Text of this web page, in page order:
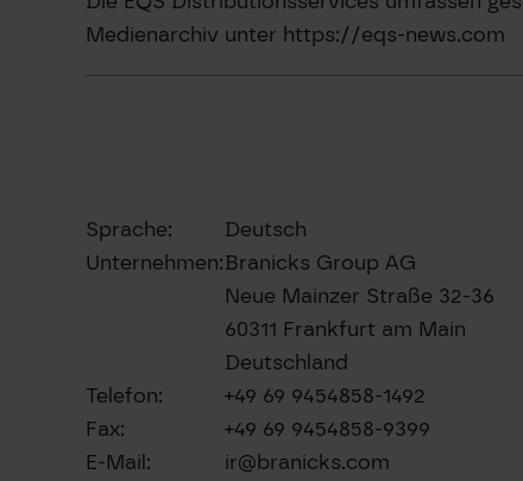
Medienarchiv unter https://eqs-news.com
Sprache:
Deutsch
Unternehmen:Branicks Group AG
Neue Mainzer Straße 32-36
60311 Frankfurt am Main
Deutschland
Telefon:
+49 69 9454858-1492
Fax:
+49 69 9454858-9399
E-Mail:
ir@branicks.com